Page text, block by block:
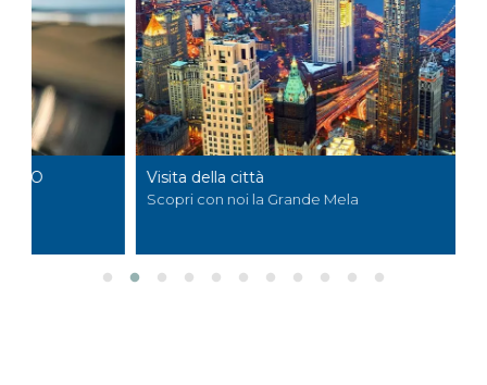
Visita della città
Scopri con noi la Grande Mela